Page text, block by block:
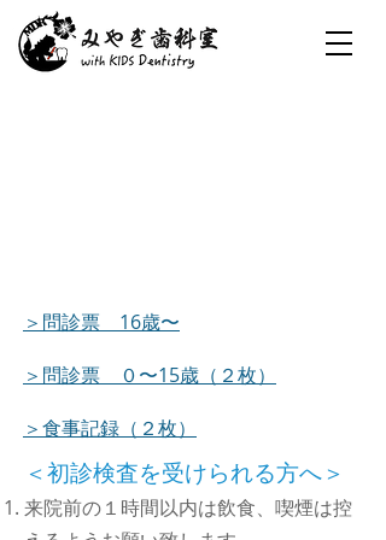
＞問診票 16歳〜
＞問診票 ０〜15歳（２枚）
＞食事記録（２枚）
＜初診検査を受けられる方へ＞
来院前の１時間以内は飲食、喫煙は控